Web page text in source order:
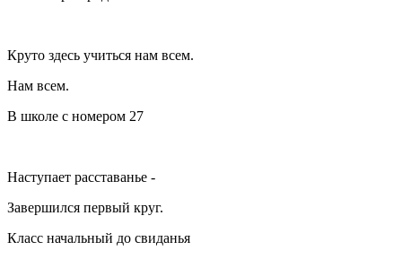
Круто здесь учиться нам всем.
Нам всем.
В школе с номером 27
Наступает расставанье -
Завершился первый круг.
Класс начальный до свиданья